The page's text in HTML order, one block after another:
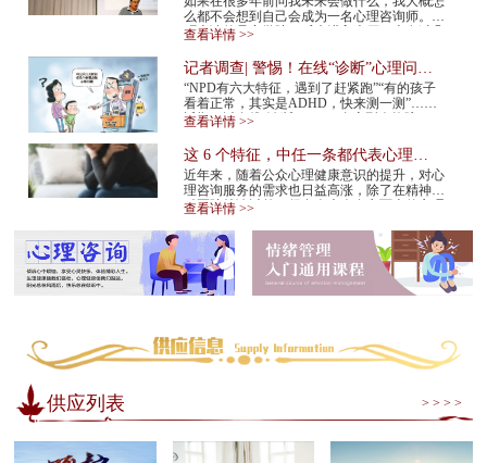
么都不会想到自己会成为一名心理咨询师。我
硕士读的是商学院。后来进入大厂，也有过几
常、...
查看详情 >>
记者调查| 警惕！在线“诊断”心理问
题，越治越病！
“NPD有六大特征，遇到了赶紧跑”“有的孩子
看着正常，其实是ADHD，快来测一测”……
近期，以在线“诊断”NPD（自恋型人格障
的视频在网...
查看详情 >>
这 6 个特征，中任一条都代表心理咨
询师不靠谱！赶紧换
近年来，随着公众心理健康意识的提升，对心
理咨询服务的需求也日益高涨，除了在精神专
科医院就诊以外，很多人也会在市面上的心理
备...
查看详情 >>
供应列表 > > > >